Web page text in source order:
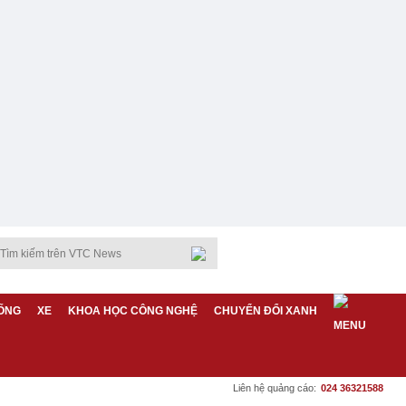
XE KHOA HỌC CÔNG NGHỆ CHUYỂN ĐỔI XANH
Liên hệ quảng cáo: 024 36321588